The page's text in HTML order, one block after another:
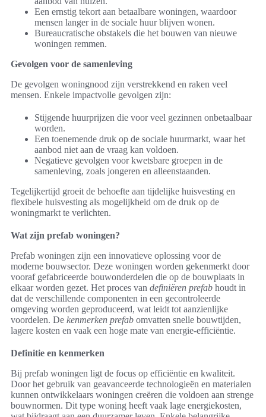
Een ernstig tekort aan betaalbare woningen, waardoor
mensen langer in de sociale huur blijven wonen.
Bureaucratische obstakels die het bouwen van nieuwe
woningen remmen.
Gevolgen voor de samenleving
De gevolgen woningnood zijn verstrekkend en raken veel
mensen. Enkele impactvolle gevolgen zijn:
Stijgende huurprijzen die voor veel gezinnen onbetaalbaar
worden.
Een toenemende druk op de sociale huurmarkt, waar het
aanbod niet aan de vraag kan voldoen.
Negatieve gevolgen voor kwetsbare groepen in de
samenleving, zoals jongeren en alleenstaanden.
Tegelijkertijd groeit de behoefte aan tijdelijke huisvesting en
flexibele huisvesting als mogelijkheid om de druk op de
woningmarkt te verlichten.
Wat zijn prefab woningen?
Prefab woningen zijn een innovatieve oplossing voor de
moderne bouwsector. Deze woningen worden gekenmerkt door
vooraf gefabriceerde bouwonderdelen die op de bouwplaats in
elkaar worden gezet. Het proces van definiëren prefab houdt in
dat de verschillende componenten in een gecontroleerde
omgeving worden geproduceerd, wat leidt tot aanzienlijke
voordelen. De kenmerken prefab omvatten snelle bouwtijden,
lagere kosten en vaak een hoge mate van energie-efficiëntie.
Definitie en kenmerken
Bij prefab woningen ligt de focus op efficiëntie en kwaliteit.
Door het gebruik van geavanceerde technologieën en materialen
kunnen ontwikkelaars woningen creëren die voldoen aan strenge
bouwnormen. Dit type woning heeft vaak lage energiekosten,